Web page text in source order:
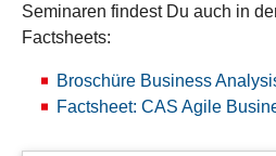
Seminaren findest Du auch in
Factsheets:
Broschüre Business
Factsheet: CAS Agile